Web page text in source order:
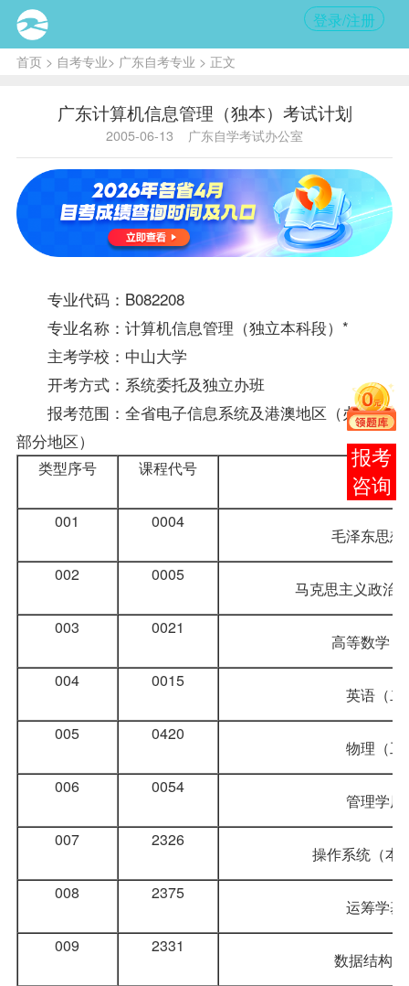
登录/注册
首页> 自考专业> 广东自考专业 > 正文
广东计算机信息管理（独本）考试计划
2005-06-13 广东自学考试办公室
专业代码：B082208
专业名称：计算机信息管理（独立本科段）*
主考学校：中山大学
开考方式：系统委托及独立办班
报考范围：全省电子信息系统及港澳地区（办班：
部分地区）
类型序号 课程代号 课程名
001 0004
毛泽东思想
002
0005
马克思主义政治
003
0021
高等数学（
004
0015
英语（二
005
0420
物理（工
006
0054
管理学原
007
2326
操作系统（本
008
2375
运筹学基
009
2331
数据结构
报考
咨询